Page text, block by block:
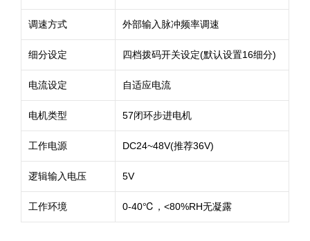
调速方式 外部输入脉冲频率调速
细分设定 四档拨码开关设定(默认设置16细分)
电流设定 自适应电流
电机类型 57闭环步进电机
工作电源 DC24~48V(推荐36V)
逻辑输入电压 5V
工作环境 0-40℃，<80%RH无凝露